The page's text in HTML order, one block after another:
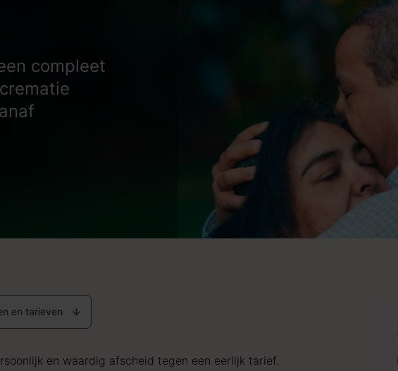
compleet
en tarieven
en waardig afscheid tegen een eerlijk tarief.